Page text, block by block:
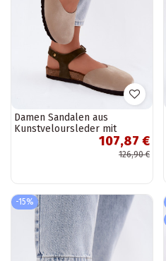
Damen Sandalen aus
Kunstveloursleder mit
geschlossener Spitze107,87 €
126,90 €
-15%